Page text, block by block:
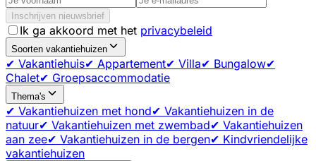
Inschrijven nieuwsbrief
Ik ga akkoord met het privacybeleid
Soorten vakantiehuizen
✔ Vakantiehuis✔ Appartement✔ Villa✔ Bungalow✔
Chalet✔ Groepsaccommodatie
Thema's
✔ Vakantiehuizen met hond✔ Vakantiehuizen in de
natuur✔ Vakantiehuizen met zwembad✔ Vakantiehuizen
aan zee✔ Vakantiehuizen in de bergen✔ Kindvriendelijke
vakantiehuizen